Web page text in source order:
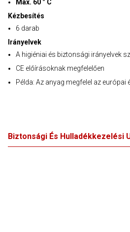
Max. 60 ° C
Kézbesítés
6 darab
Irányelvek
A higiéniai és biztonsági irányelvek
CE előírásoknak megfelelően
Példa: Az anyag megfelel az
Biztonsági És Hulladékkezelési